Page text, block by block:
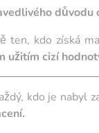
ten, kdo získá
užitím cizí
kdo je nabyl